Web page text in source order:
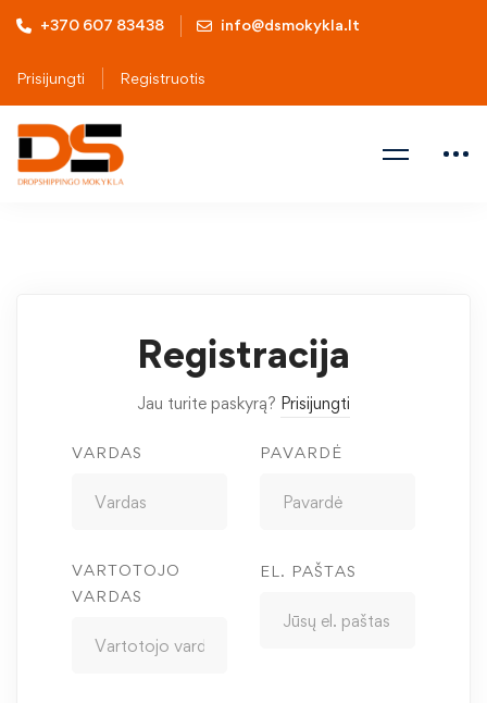
+370 607 83438 info@dsmokykla.lt
Prisijungti Registruotis
Registracija
Jau turite paskyrą? Prisijungti
VARDAS PAVARDĖ
VARTOTOJO
VARDAS
EL. PAŠTAS